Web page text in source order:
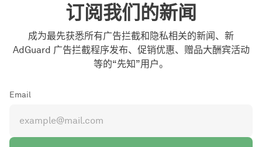
订阅我们的新闻
成为最先获悉所有广告拦截和隐私相关的新闻、新
AdGuard 广告拦截程序发布、促销优惠、赠品大酬宾活动
等的“先知”用户。
Email